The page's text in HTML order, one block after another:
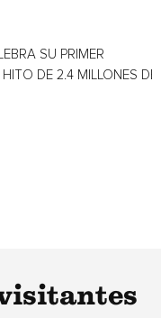
SU PRIMER
DE 2.4 MILLONES DE